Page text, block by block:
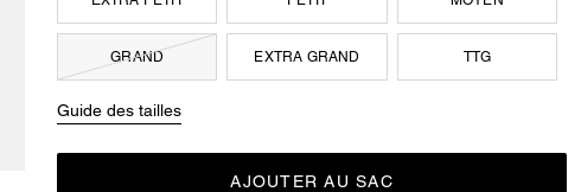
GRAND EXTRA GRAND TTG
Guide des tailles
AJOUTER AU SAC